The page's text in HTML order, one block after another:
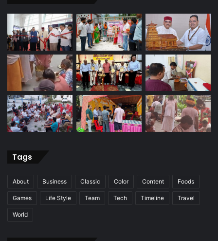
Tags
About Business Classic Color Content Foods
Games Life Style Team Tech Timeline Travel
World